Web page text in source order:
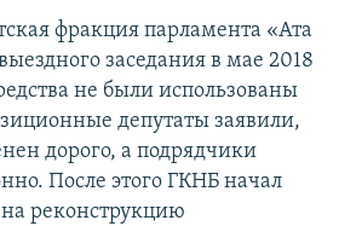
фракция парламента «Ата
заседания в мае 2018
не были использованы
депутаты заявили,
дорого, а подрядчики
После этого ГКНБ начал
реконструкцию